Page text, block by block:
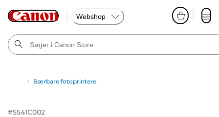
Webshop
Bærbare fotoprintere
#5541C002